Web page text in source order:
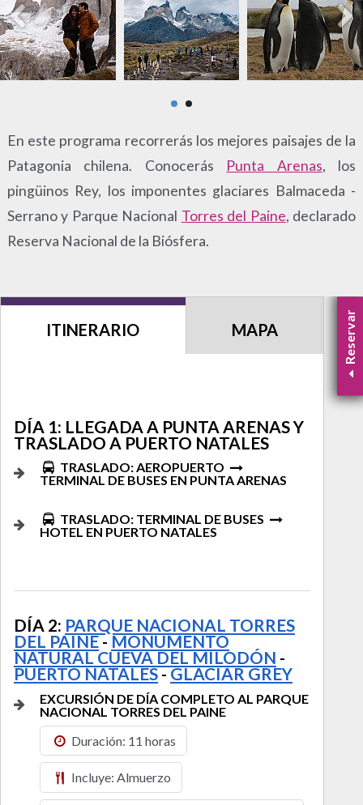
En este programa recorrerás los mejores paisajes de la
Patagonia chilena. Conocerás Punta Arenas, los
pingüinos Rey, los imponentes glaciares Balmaceda -
Serrano y Parque Nacional Torres del Paine, declarado
Reserva Nacional de la Biósfera.
ITINERARIO MAPA
DÍA 1: LLEGADA A PUNTA ARENAS Y
TRASLADO A PUERTO NATALES
TRASLADO: AEROPUERTO
TERMINAL DE BUSES EN PUNTA ARENAS
TRASLADO: TERMINAL DE BUSES
HOTEL EN PUERTO NATALES
DÍA 2: PARQUE NACIONAL TORRES
DEL PAINE-MONUMENTO
NATURAL CUEVA DEL MILODÓN -
PUERTO NATALES-GLACIAR GREY
EXCURSIÓN DE DÍA COMPLETO AL PARQUE
NACIONAL TORRES DEL PAINE
Duración: 11 horas
Incluye: Almuerzo
Reservar